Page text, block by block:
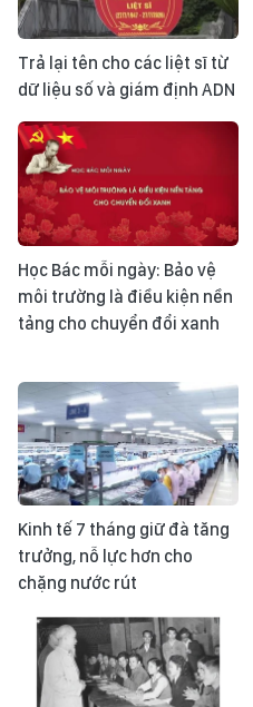
Trả lại tên cho các liệt sĩ từ
dữ liệu số và giám định ADN
Học Bác mỗi ngày: Bảo vệ
môi trường là điều kiện nền
tảng cho chuyển đổi xanh
Kinh tế 7 tháng giữ đà tăng
trưởng, nỗ lực hơn cho
chặng nước rút